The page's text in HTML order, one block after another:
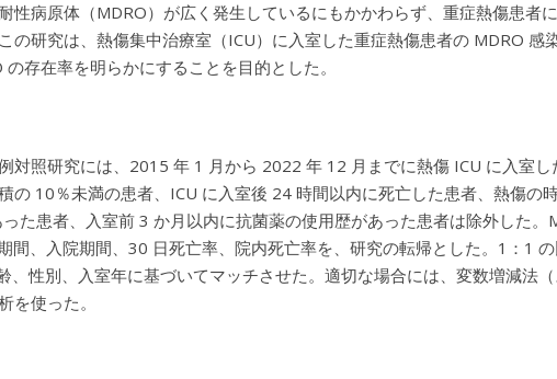
性病原体（MDRO）が広く発生しているにもかかわらず、重症熱傷患者
の研究は、熱傷集中治療室（ICU）に入室した重症熱傷患者の MDRO 感
存在率を明らかにすることを目的とした。
対照研究には、2015 年 1 月から 2022 年 12 月までに熱傷 ICU に入室
の 10％未満の患者、ICU に入室後 24 時間以内に死亡した患者、熱傷の
た患者、入室前 3 か月以内に抗菌薬の使用歴があった患者は除外した
間、入院期間、30 日死亡率、院内死亡率を、研究の転帰とした。1：1
、性別、入室年に基づいてマッチさせた。適切な場合には、変数増減法
を使った。